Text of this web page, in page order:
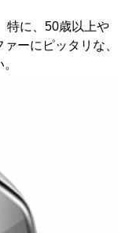
特に、50歳以上や
ーにピッタリな、